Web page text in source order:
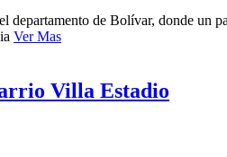
de Bolívar, donde un
Ver Mas
Villa Estadio